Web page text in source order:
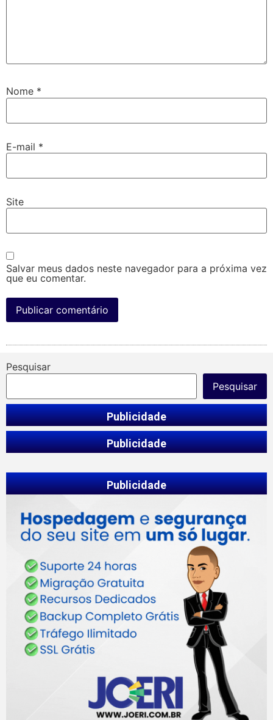
Nome *
E-mail *
Site
Salvar meus dados neste navegador para a próxima vez
que eu comentar.
Pesquisar
Pesquisar
Publicidade
Publicidade
Publicidade